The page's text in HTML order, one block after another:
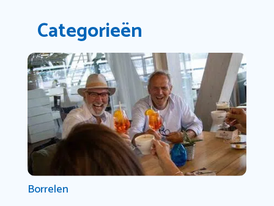
Categorieën
Borrelen